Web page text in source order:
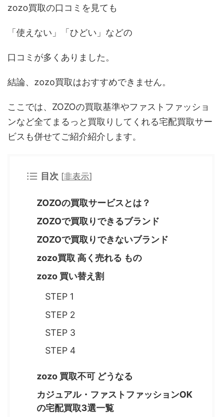
zozo買取の口コミを見ても
「使えない」「ひどい」などの
口コミが多くありました。
結論、zozo買取はおすすめできません。
ここでは、ZOZOの買取基準やファストファッショ
ンなど全てまるっと買取りしてくれる宅配買取サー
ビスも併せてご紹介紹介します。
目次 [非表示]
ZOZOの買取サービスとは？
ZOZOで買取りできるブランド
ZOZOで買取りできないブランド
zozo買取 高く売れる もの
zozo 買い替え割
STEP 1
STEP 2
STEP 3
STEP 4
zozo 買取不可 どうなる
カジュアル・ファストファッションOK
の宅配買取3選一覧